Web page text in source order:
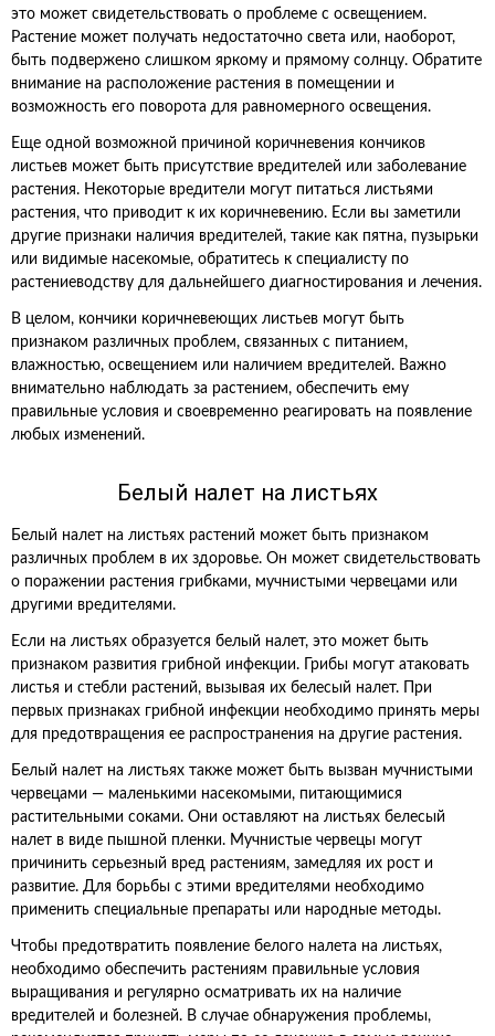
это может свидетельствовать о проблеме с освещением.
Растение может получать недостаточно света или, наоборот,
быть подвержено слишком яркому и прямому солнцу. Обратите
внимание на расположение растения в помещении и
возможность его поворота для равномерного освещения.
Еще одной возможной причиной коричневения кончиков
листьев может быть присутствие вредителей или заболевание
растения. Некоторые вредители могут питаться листьями
растения, что приводит к их коричневению. Если вы заметили
другие признаки наличия вредителей, такие как пятна, пузырьки
или видимые насекомые, обратитесь к специалисту по
растениеводству для дальнейшего диагностирования и лечения.
В целом, кончики коричневеющих листьев могут быть
признаком различных проблем, связанных с питанием,
влажностью, освещением или наличием вредителей. Важно
внимательно наблюдать за растением, обеспечить ему
правильные условия и своевременно реагировать на появление
любых изменений.
Белый налет на листьях
Белый налет на листьях растений может быть признаком
различных проблем в их здоровье. Он может свидетельствовать
о поражении растения грибками, мучнистыми червецами или
другими вредителями.
Если на листьях образуется белый налет, это может быть
признаком развития грибной инфекции. Грибы могут атаковать
листья и стебли растений, вызывая их белесый налет. При
первых признаках грибной инфекции необходимо принять меры
для предотвращения ее распространения на другие растения.
Белый налет на листьях также может быть вызван мучнистыми
червецами — маленькими насекомыми, питающимися
растительными соками. Они оставляют на листьях белесый
налет в виде пышной пленки. Мучнистые червецы могут
причинить серьезный вред растениям, замедляя их рост и
развитие. Для борьбы с этими вредителями необходимо
применить специальные препараты или народные методы.
Чтобы предотвратить появление белого налета на листьях,
необходимо обеспечить растениям правильные условия
выращивания и регулярно осматривать их на наличие
вредителей и болезней. В случае обнаружения проблемы,